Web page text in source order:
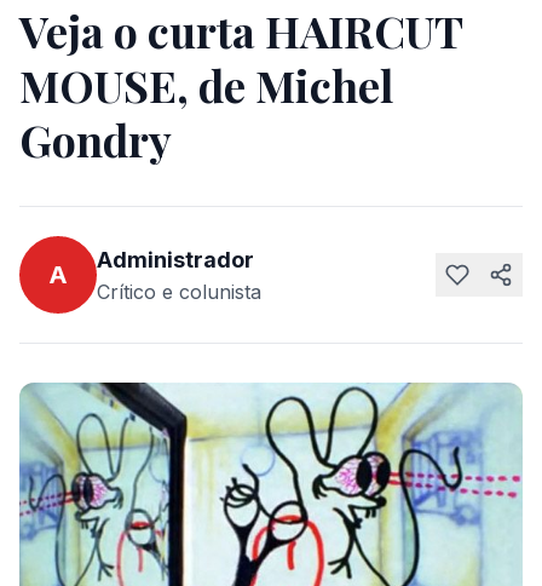
Veja o curta HAIRCUT
MOUSE, de Michel
Gondry
A
Administrador
Crítico e colunista